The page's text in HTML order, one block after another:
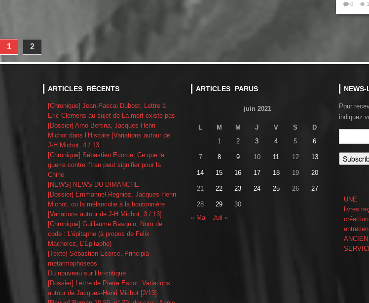
0
1 2
ARTICLES RÉCENTS
[Chronique] Jean-Pascal Dubost, Lettre à
Eric Clemens au sujet de La mort existe pas
[Dossier] Arno Bertina, Jacques-Henri
Michot dans l’Histoire [Variations autour de
J-H Michot, 4 / 13
[Chronique] Sébastien Ecorce, Ce que la
guerre contre l’Iran peut signifier pour la
Chine
[NEWS] NEWS DU DIMANCHE
[Dossier] Emmanuel Regniez, Jacques-Henri
Michot, ou la mélancolie à la boutonnière
[Variations autour de J-H Michot, 3 / 13]
[Chronique] Guillaume Basquin, Nom de
code : L’épitaphe (à propos de Felix
Macherez, L’Épitaphe)
[Texte] Sébastien Ecorce, Principia
metarmophoseos
Du nouveau sur libr-critique
[Dossier] Lettre de Pierre Escot, Variations
autour de Jacques-Henri Michot [2/13]
ARTICLES PARUS
juin 2021
L M M J V S
D
1
2 3 4 5 6
7 8 9 10 11 12 13
14 15 16 17 18 19 20
21 22 23 24 25 26 27
28 29
30
« Mai
Juil »
NEWS-
Pour
indiquez
UNE
livres
créattion
entretien